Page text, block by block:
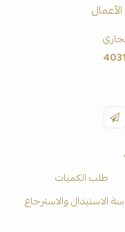
طلب الكميات
الاستبدال والاسترجاع